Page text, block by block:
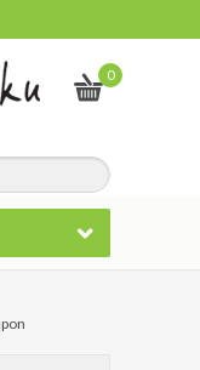
0